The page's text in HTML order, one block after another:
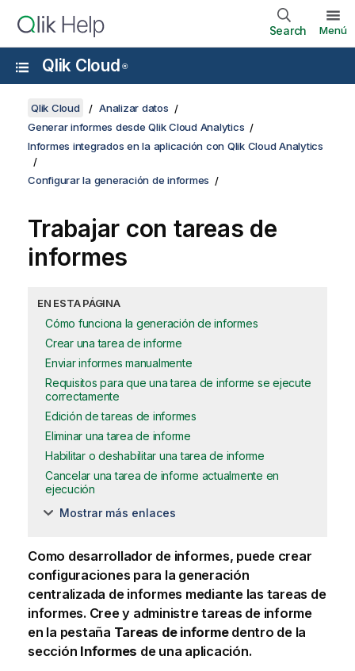
Search Menú
Qlik Cloud ®
Qlik Cloud
Analizar datos
Generar informes desde Qlik Cloud Analytics
Informes integrados en la aplicación con Qlik Cloud Analytics
Configurar la generación de informes
Trabajar con tareas de
informes
EN ESTA PÁGINA
Cómo funciona la generación de informes
Crear una tarea de informe
Enviar informes manualmente
Requisitos para que una tarea de informe se ejecute
correctamente
Edición de tareas de informes
Eliminar una tarea de informe
Habilitar o deshabilitar una tarea de informe
Cancelar una tarea de informe actualmente en
ejecución
Mostrar más enlaces
Como desarrollador de informes, puede crear
configuraciones para la generación
centralizada de informes mediante las tareas de
informes. Cree y administre tareas de informe
en la pestaña Tareas de informedentro de la
sección Informes de una aplicación.